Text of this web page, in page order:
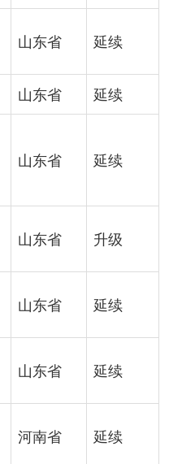
山东省 延续
山东省 延续
山东省 延续
山东省 升级
山东省 延续
山东省 延续
河南省 延续